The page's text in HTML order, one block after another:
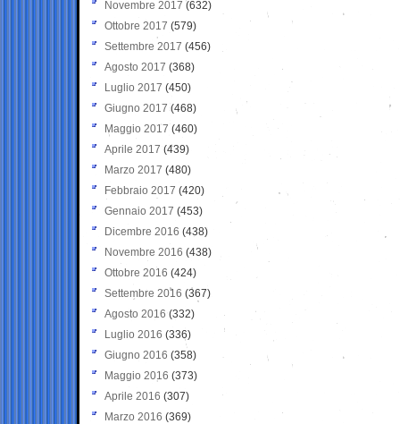
Novembre 2017 (632)
Ottobre 2017 (579)
Settembre 2017 (456)
Agosto 2017 (368)
Luglio 2017 (450)
Giugno 2017 (468)
Maggio 2017 (460)
Aprile 2017 (439)
Marzo 2017 (480)
Febbraio 2017 (420)
Gennaio 2017 (453)
Dicembre 2016 (438)
Novembre 2016 (438)
Ottobre 2016 (424)
Settembre 2016 (367)
Agosto 2016 (332)
Luglio 2016 (336)
Giugno 2016 (358)
Maggio 2016 (373)
Aprile 2016 (307)
Marzo 2016 (369)